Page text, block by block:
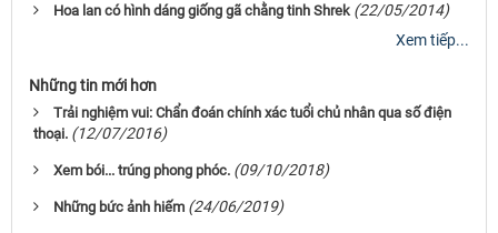
Hoa lan có hình dáng giống gã chằng tinh Shrek (22/05/2014)
Xem tiếp...
Những tin mới hơn
Trải nghiệm vui: Chẩn đoán chính xác tuổi chủ nhân qua số điện
thoại. (12/07/2016)
Xem bói... trúng phong phóc. (09/10/2018)
Những bức ảnh hiếm (24/06/2019)